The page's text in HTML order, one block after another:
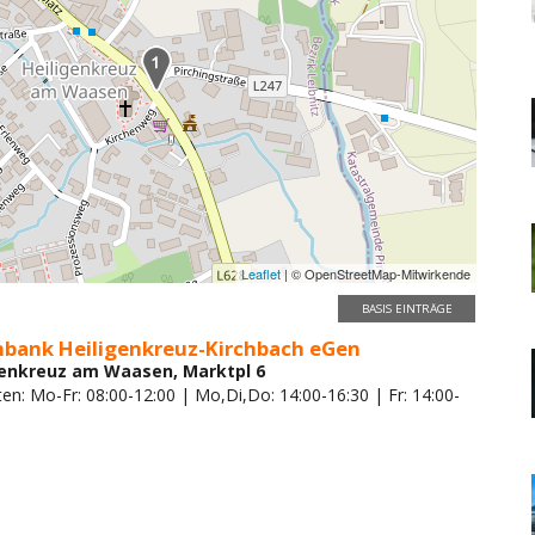
Leaflet | © OpenStreetMap-Mitwirkende
BASIS EINTRÄGE
Heiligenkreuz-Kirchbach eGen
am Waasen, Marktpl 6
Mo-Fr: 08:00-12:00 | Mo,Di,Do: 14:00-16:30 | Fr: 14:00-